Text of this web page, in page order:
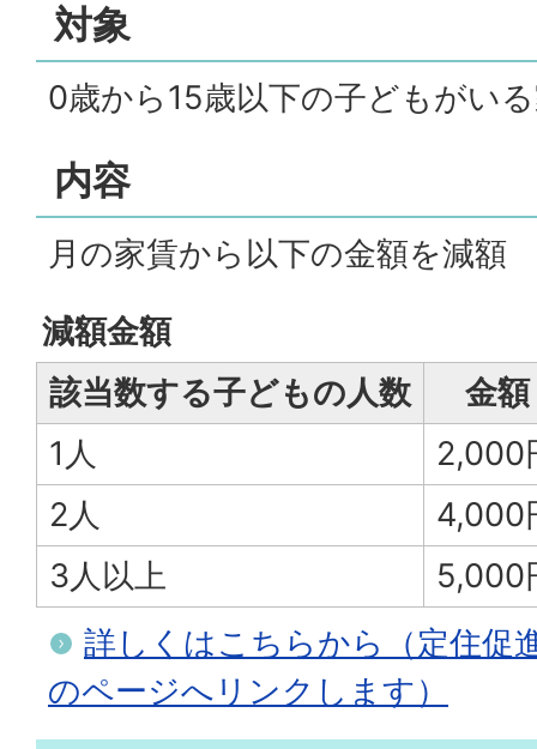
対象
0歳から15歳以下の子どもがい
内容
月の家賃から以下の金額を減額
減額金額
該当数する子どもの人数
金額
1人
2,000
2人
4,000
3人以上
5,000
詳しくはこちらから（定住促
のページへリンクします）